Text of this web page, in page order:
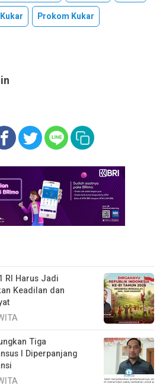
Prokom Kukar
RI Harus Jadi
Keadilan dan
Tiga
I Diperpanjang